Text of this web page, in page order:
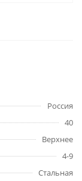
Россия
40
Верхнее
4-9
Стальная